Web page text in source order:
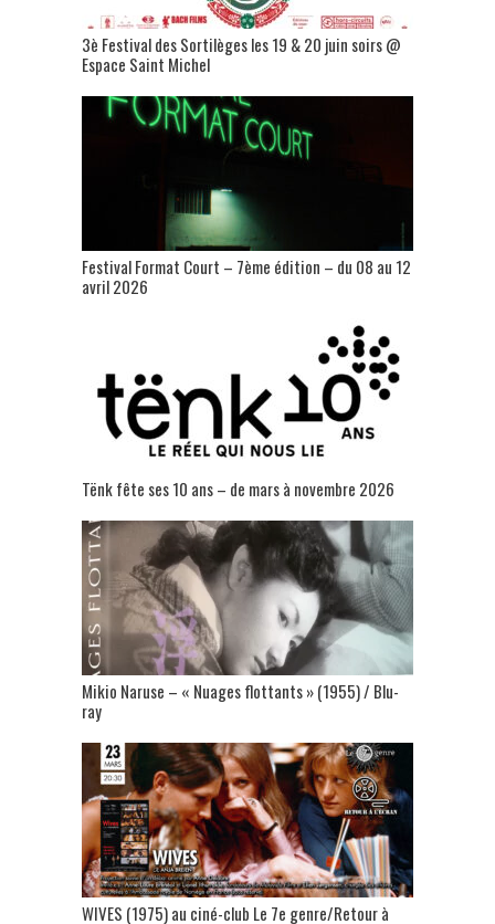
3è Festival des Sortilèges les 19 & 20 juin soirs @
Espace Saint Michel
Festival Format Court – 7ème édition – du 08 au 12
avril 2026
Tënk fête ses 10 ans – de mars à novembre 2026
Mikio Naruse – « Nuages flottants » (1955) / Blu-
ray
WIVES (1975) au ciné-club Le 7e genre/Retour à